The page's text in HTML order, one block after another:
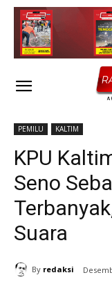
PEMILU KALTIM
KPU
Seno
Suara
By redaksi